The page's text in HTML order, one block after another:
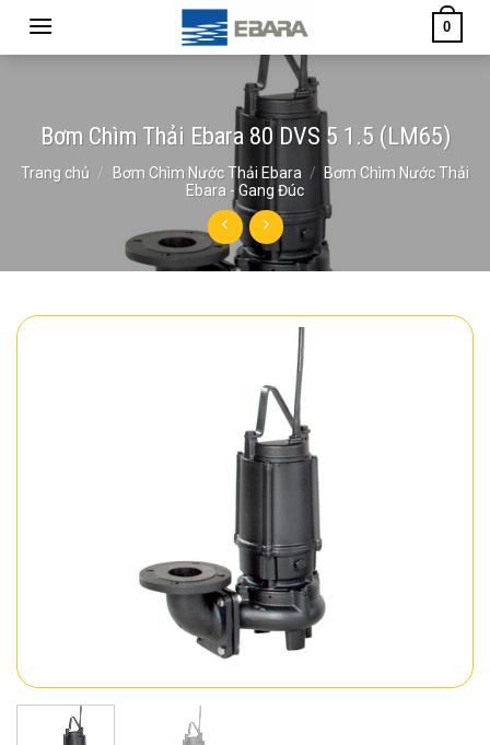
0
Bơm Chìm Thải Ebara 80 DVS 5 1.5 (LM65)
Trang chủ / Bơm Chìm Nước Thải Ebara /
Bơm Chìm Nước Thải
Ebara - Gang Đúc